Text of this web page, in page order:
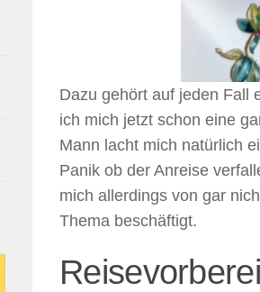
Dazu gehört auf jeden Fall
ich mich jetzt schon eine
Mann lacht mich natürlich
Panik ob der Anreise
mich allerdings von gar
Thema beschäftigt.